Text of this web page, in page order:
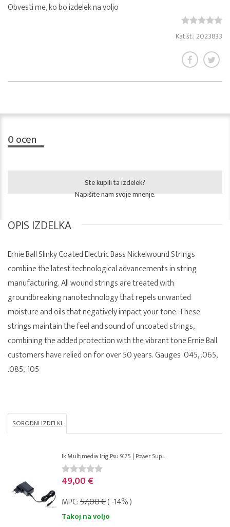
Obvesti me, ko bo izdelek na voljo
Kat.št.: 2023833
0ocen
Ste kupili ta izdelek?
Napišite nam svoje mnenje.
OPIS IZDELKA
Ernie Ball Slinky Coated Electric Bass Nickelwound Strings
combine the latest technological advancements in string
manufacturing. All wound strings are treated with
groundbreaking nanotechnology that repels unwanted
moisture and oils that negatively impact your tone. These
strings maintain the feel and sound of uncoated strings,
combining the added protection with the vibrant tone Ernie Ball
customers have relied on for over 50 years. Gauges .045, .065,
.085, .105
SORODNI IZDELKI
Ik Multimedia Irig Psu 9175 | Power Sup...
49,00 €
MPC:57,00 €( -14% )
Takoj na voljo